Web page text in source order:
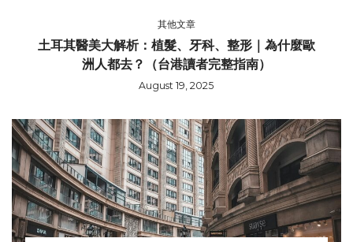
其他文章
土耳其醫美大解析：植髮、牙科、整形｜為什麼歐
洲人都去？（台港讀者完整指南）
August 19, 2025